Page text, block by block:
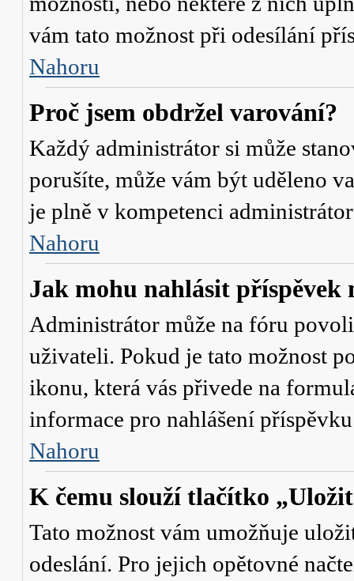
vám tato možnost při odesílání
Nahoru
Proč jsem obdržel varování?
Každý administrátor si může
porušíte, může vám být uděleno
je plně v kompetenci
Nahoru
Jak mohu nahlásit příspěvek
Administrátor může na fóru
uživateli. Pokud je tato možnost
ikonu, která vás přivede na
informace pro nahlášení
Nahoru
K čemu slouží tlačítko
Tato možnost vám umožňuje
odeslání. Pro jejich opětovné